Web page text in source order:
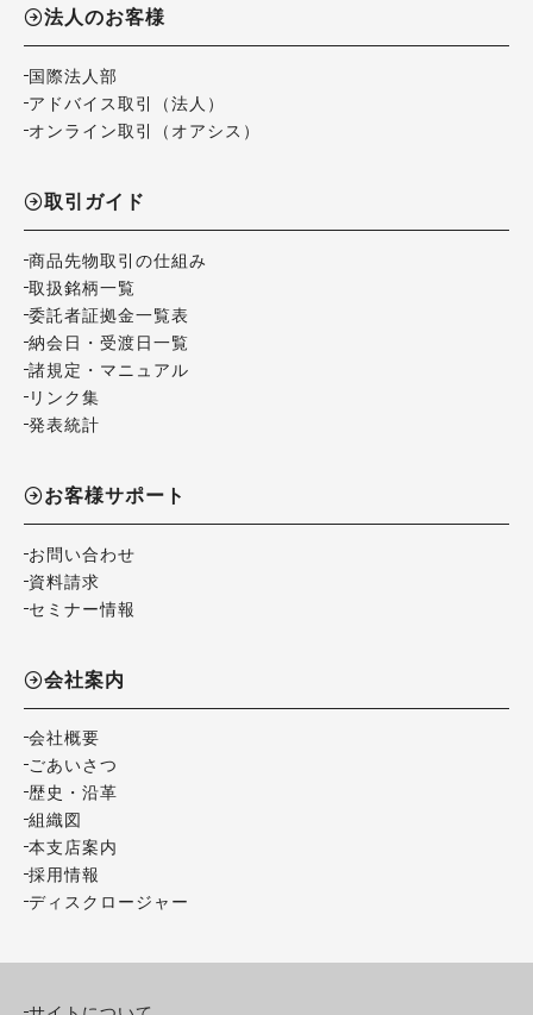
法人のお客様
国際法人部
アドバイス取引（法人）
オンライン取引（オアシス）
取引ガイド
商品先物取引の仕組み
取扱銘柄一覧
委託者証拠金一覧表
納会日・受渡日一覧
諸規定・マニュアル
リンク集
発表統計
お客様サポート
お問い合わせ
資料請求
セミナー情報
会社案内
会社概要
ごあいさつ
歴史・沿革
組織図
本支店案内
採用情報
ディスクロージャー